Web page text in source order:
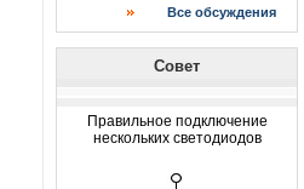
Все обсуждения
Совет
Правильное подключение
нескольких светодиодов